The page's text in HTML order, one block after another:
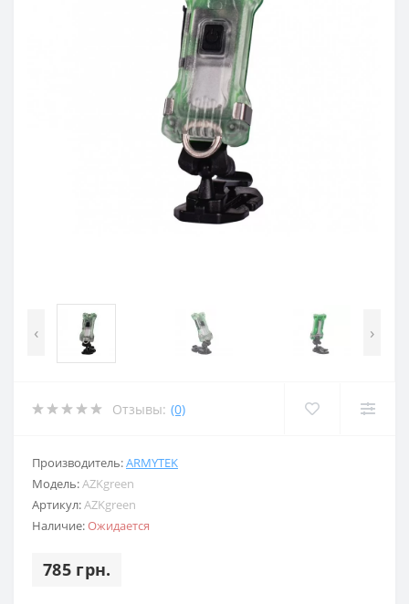
‹ ›
Отзывы: (0)
Производитель:ARMYTEK
Модель:AZKgreen
Артикул:AZKgreen
Наличие:Ожидается
785 грн.